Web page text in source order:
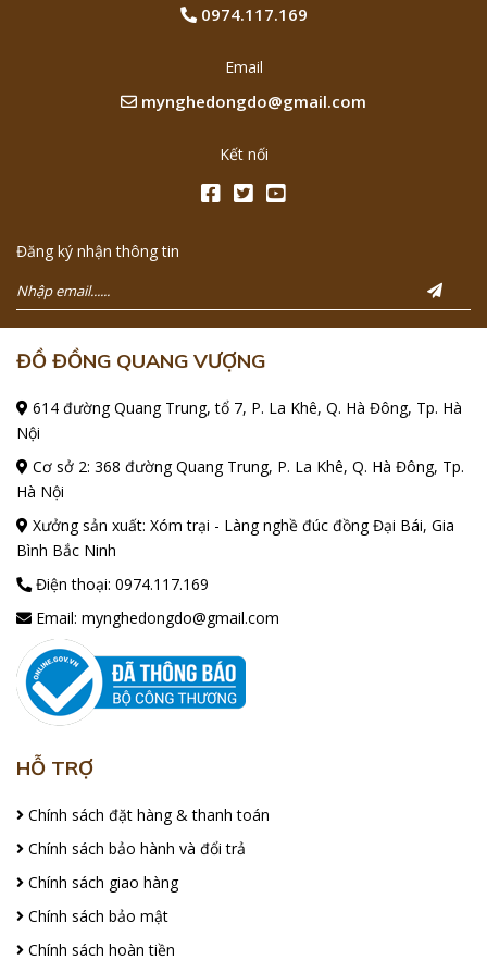
0974.117.169
Email
mynghedongdo@gmail.com
Kết nối
Đăng ký nhận thông tin
ĐỒ ĐỒNG QUANG VƯỢNG
614 đường Quang Trung, tổ 7, P. La Khê, Q. Hà Đông, Tp. Hà
Nội
Cơ sở 2: 368 đường Quang Trung, P. La Khê, Q. Hà Đông, Tp.
Hà Nội
Xưởng sản xuất: Xóm trại - Làng nghề đúc đồng Đại Bái, Gia
Bình Bắc Ninh
Điện thoại: 0974.117.169
Email: mynghedongdo@gmail.com
HỖ TRỢ
Chính sách đặt hàng & thanh toán
Chính sách bảo hành và đổi trả
Chính sách giao hàng
Chính sách bảo mật
Chính sách hoàn tiền